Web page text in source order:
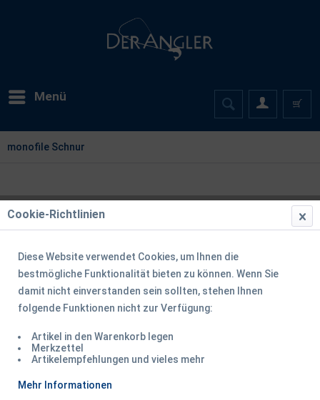
Menü
monofile Schnur
Filtern
Cookie-Richtlinien
Diese Website verwendet Cookies, um Ihnen die
bestmögliche Funktionalität bieten zu können. Wenn Sie
damit nicht einverstanden sein sollten, stehen Ihnen
folgende Funktionen nicht zur Verfügung:
Artikel in den Warenkorb legen
Merkzettel
Artikelempfehlungen und vieles mehr
Mehr Informationen